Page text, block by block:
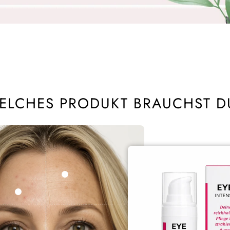
PRODUKT BRAUCHST
DORS. Cream Silver Star 50 ml
DORS. SUN Fluid SPF50 30ml